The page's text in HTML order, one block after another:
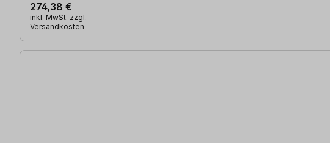
274,38 €
inkl. MwSt. zzgl.
Versandkosten